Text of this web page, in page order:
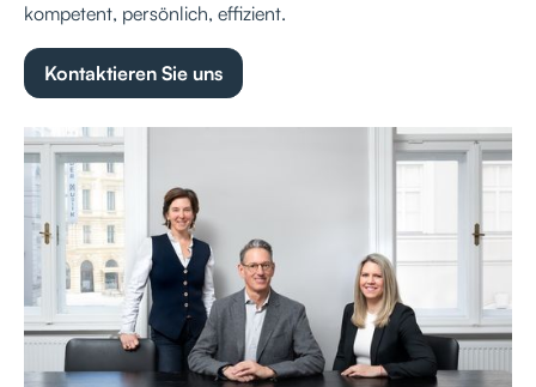
kompetent, persönlich, effizient.
Kontaktieren Sie uns